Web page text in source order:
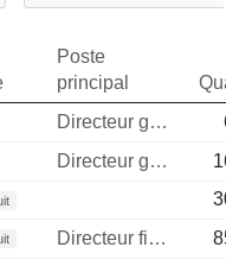
Poste
principal
Directeur general
Directeur general
Directeur financier